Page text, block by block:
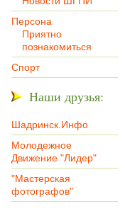
Персона
Приятно
познакомиться
Спорт
Наши друзья:
Шадринск.Инфо
Молодежное
Движение "Лидер"
"Мастерская
фотографов"